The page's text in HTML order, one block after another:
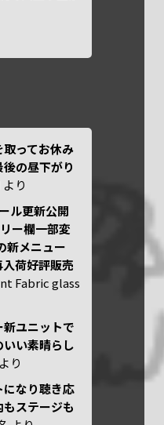
ってお休み
の昼下がり
より
ル更新公開
ー欄一部変
新メニュー
荷好評販売
Fabric glass
ユニットで
い素晴らし
より
なり聴き応
ステージも